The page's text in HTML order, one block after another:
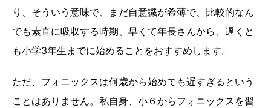
り、そういう意味で、まだ自意識が希薄で、比較的なん
でも素直に吸収する時期、早くて年長さんから、遅くと
も小学3年生までに始めることをおすすめします。
ただ、フォニックスは何歳から始めても遅すぎるという
ことはありません。私自身、小６からフォニックスを習